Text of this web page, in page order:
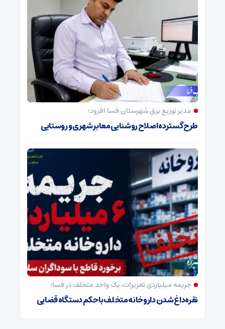
مدیر توزیع برق شهرستان فسا افزود؛
طرح گسترده اصلاح روشنایی معابر شهری و روستایی
جریمه میلیاردی تعزیرات، یک واحد متخلف در فسا؛
نقره‌داغ شدن داروخانه متخلف با حکم دستگاه قضایی